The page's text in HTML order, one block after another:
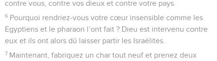
contre vous, contre vos dieux et contre votre pays.
6 Pourquoi rendriez-vous votre cœur insensible comme les
Egyptiens et le pharaon l’ont fait ? Dieu est intervenu contre
eux et ils ont alors dû laisser partir les Israélites.
7 Maintenant, fabriquez un char tout neuf et prenez deux